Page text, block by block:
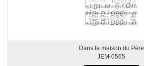
Dans la maison du Père
JEM-0565